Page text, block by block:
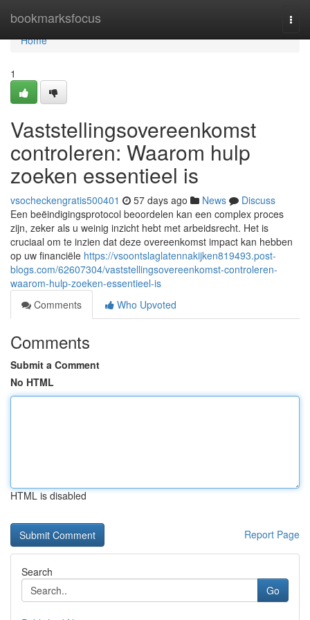
bookmarksfocus
Home
Home
1
Vaststellingsovereenkomst
controleren: Waarom hulp
zoeken essentieel is
vsocheckengratis500401 57 days ago News
Discuss
Een beëindigingsprotocol beoordelen kan een complex proces
zijn, zeker als u weinig inzicht hebt met arbeidsrecht. Het is
cruciaal om te inzien dat deze overeenkomst impact kan hebben
op uw financiële https://vsoontslaglatennakijken819493.post-
blogs.com/62607304/vaststellingsovereenkomst-controleren-
waarom-hulp-zoeken-essentieel-is
Comments
Who Upvoted
Comments
Submit a Comment
No HTML
HTML is disabled
Report Page
Search
Go